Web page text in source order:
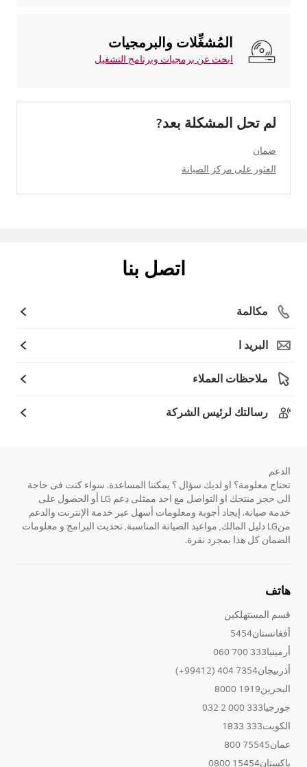
المُشغِّلات والبرمجيات
ابحث عن برمجيات وبرنامج التشغيل
لم تحل المشكلة بعد?
ضمان
العثور على مركز الصيانة
اتصل بنا
مكالمة
البريد ا
ملاحظات العملاء
رسالتك لرئيس الشركة
الدعم
تحتاج معلومة؟ او لديك سؤال ؟ يمكننا المساعدة. سواء كنت فى حاجة
الى حجز منتجك او التواصل مع احد ممثلى دعم LG أو الحصول على
خدمة صيانة. إيجاد أجوبة ومعلومات أسهل عبر خدمة الإنترنت والدعم
منLG دليل المالك, مواعيد الصيانة المناسبة, تحديث البرامج و معلومات
الضمان كل هذا بمجرد نقرة.
هاتف
قسم المستهلكين
أفغانستان5454
أرمينيا333 700 060
أذربيجان7354 404 (99412+)
البحرين1919 8000
جورجيا333 000 2 032
الكويت333 1833
عمان75545 800
باكستان15454 0800